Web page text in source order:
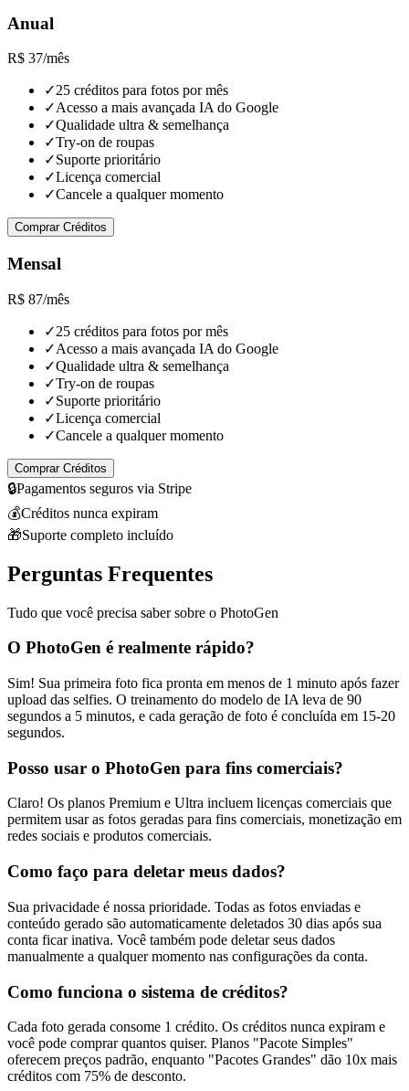
Anual
R$ 37/mês
✓25 créditos para fotos por mês
✓Acesso a mais avançada IA do Google
✓Qualidade ultra & semelhança
✓Try-on de roupas
✓Suporte prioritário
✓Licença comercial
✓Cancele a qualquer momento
Comprar Créditos
Mensal
R$ 87/mês
✓25 créditos para fotos por mês
✓Acesso a mais avançada IA do Google
✓Qualidade ultra & semelhança
✓Try-on de roupas
✓Suporte prioritário
✓Licença comercial
✓Cancele a qualquer momento
Comprar Créditos
🔒Pagamentos seguros via Stripe
💰Créditos nunca expiram
🎁Suporte completo incluído
Perguntas Frequentes
Tudo que você precisa saber sobre o PhotoGen
O PhotoGen é realmente rápido?
Sim! Sua primeira foto fica pronta em menos de 1 minuto após fazer
upload das selfies. O treinamento do modelo de IA leva de 90
segundos a 5 minutos, e cada geração de foto é concluída em 15-20
segundos.
Posso usar o PhotoGen para fins comerciais?
Claro! Os planos Premium e Ultra incluem licenças comerciais que
permitem usar as fotos geradas para fins comerciais, monetização em
redes sociais e produtos comerciais.
Como faço para deletar meus dados?
Sua privacidade é nossa prioridade. Todas as fotos enviadas e
conteúdo gerado são automaticamente deletados 30 dias após sua
conta ficar inativa. Você também pode deletar seus dados
manualmente a qualquer momento nas configurações da conta.
Como funciona o sistema de créditos?
Cada foto gerada consome 1 crédito. Os créditos nunca expiram e
você pode comprar quantos quiser. Planos "Pacote Simples"
oferecem preços padrão, enquanto "Pacotes Grandes" dão 10x mais
créditos com 75% de desconto.